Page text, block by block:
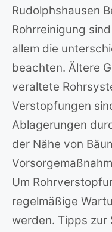
Rudolphshausen
Rohrreinigung
allem die
beachten. Ältere
veraltete
Verstopfungen
Ablagerungen
der Nähe von
Um
regelmäßige
werden. Tipps zur